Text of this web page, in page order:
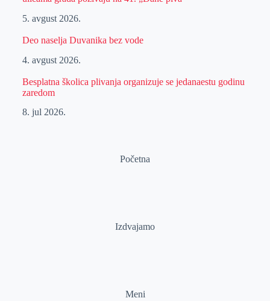
5. avgust 2026.
Deo naselja Duvanika bez vode
4. avgust 2026.
Besplatna školica plivanja organizuje se jedanaestu godinu
zaredom
8. jul 2026.
Početna
Izdvajamo
Meni